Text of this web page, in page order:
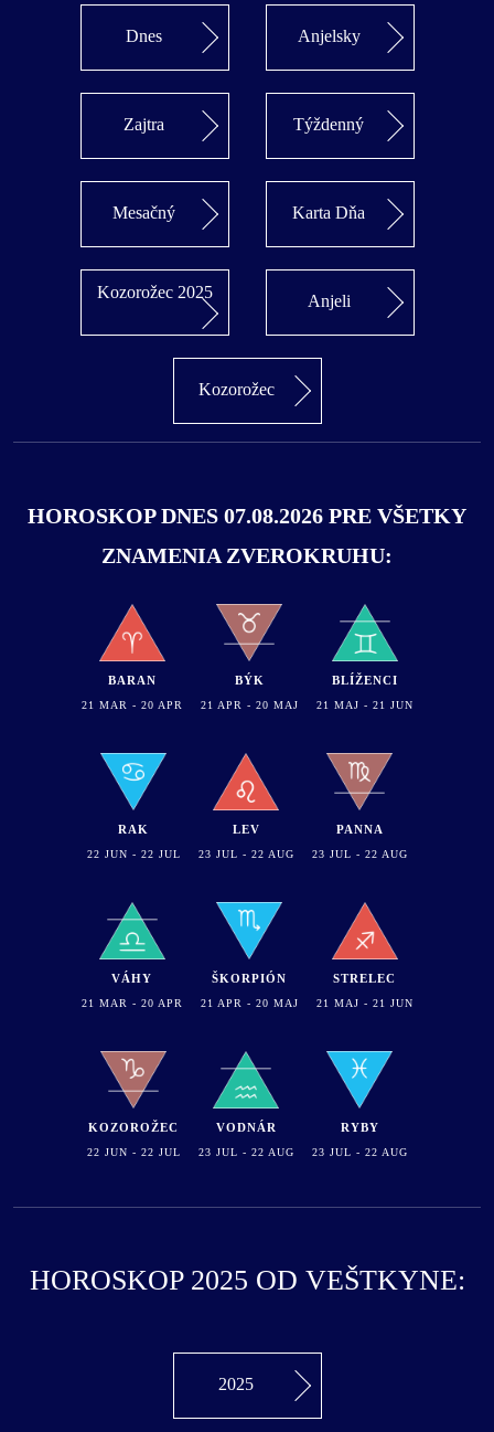
Dnes Anjelsky
Zajtra Týždenný
Mesačný Karta Dňa
Kozorožec 2025 Anjeli
Kozorožec
HOROSKOP DNES 07.08.2026 PRE VŠETKY
ZNAMENIA ZVEROKRUHU:
BARAN
21 MAR - 20 APR
BÝK
21 APR - 20 MAJ
BLÍŽENCI
21 MAJ - 21 JUN
RAK
22 JUN - 22 JUL
LEV
23 JUL - 22 AUG
PANNA
23 JUL - 22 AUG
VÁHY
21 MAR - 20 APR
ŠKORPIÓN
21 APR - 20 MAJ
STRELEC
21 MAJ - 21 JUN
KOZOROŽEC
22 JUN - 22 JUL
VODNÁR
23 JUL - 22 AUG
RYBY
23 JUL - 22 AUG
HOROSKOP 2025 OD VEŠTKYNE:
2025